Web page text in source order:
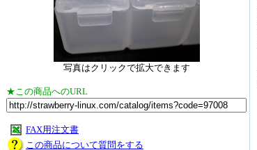
写真はクリックで拡大できます
★この商品へのURL
FAX用注文書
この商品について質問をする